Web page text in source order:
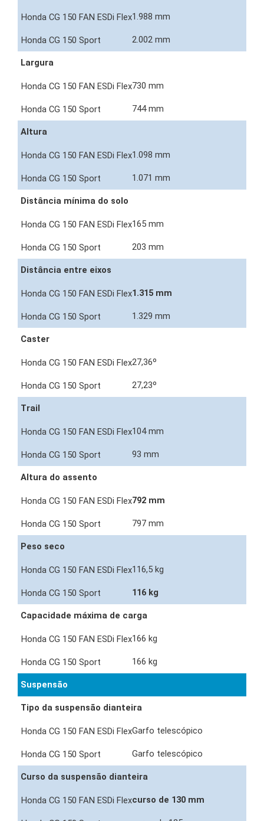
1.988 mm
2.002 mm
Largura
730 mm
744 mm
Altura
1.098 mm
1.071 mm
Distância mínima do solo
165 mm
203 mm
Distância entre eixos
1.315 mm
1.329 mm
Caster
27,36º
27,23º
Trail
104 mm
93 mm
Altura do assento
792 mm
797 mm
Peso seco
116,5 kg
116 kg
Capacidade máxima de carga
166 kg
166 kg
Suspensão
Tipo da suspensão dianteira
Garfo telescópico
Garfo telescópico
Curso da suspensão dianteira
curso de 130 mm